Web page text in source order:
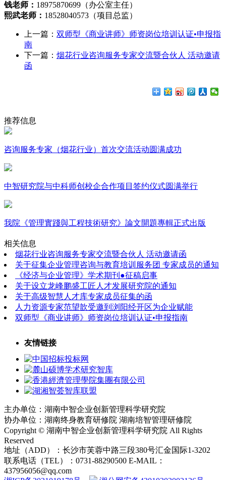
钱老师： 18975870699（办公室主任）
熙武老师： 18528040573（项目总监）
上一篇： 双师型《商业讲师》师资岗位培训认证•申报指
南
下一篇： 烟花行业咨询服务专家交流暨合伙人 活动邀请
函
推荐信息
咨询服务专家（烟花行业）首次交流活动圆满成功
中智研究院与中科师创校企合作项目签约仪式圆满举行
我院《管理實踐與工程技術研究》論文開題專輯正式出版
相关信息
烟花行业咨询服务专家交流暨合伙人 活动邀请函
关于征集企业管理咨询与教育培训服务团 专家成员的通知
《经济与企业管理》学术期刊●征稿启事
关于设立龙峰鹏盛工匠人才发展研究院的通知
关于高级智慧人才库专家成员征集的函
人力资源专家范望歆受邀到浏阳经开区为企业赋能
双师型《商业讲师》师资岗位培训认证•申报指南
友情链接
主办单位：湖南中智企业创新管理科学研究院
协办单位：湖南终身教育研修院 湖南培智管理研修院
Copyright © 湖南中智企业创新管理科学研究院 All Rights
Reserved
地址（ADD）：长沙市芙蓉中路三段380号汇金国际1-3202
联系电话（TEL）：0731-88290500 E-MAIL：
437956056@qq.com